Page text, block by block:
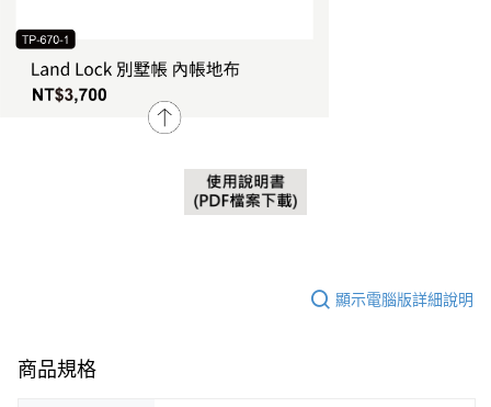
顯示電腦版詳細說明
商品規格